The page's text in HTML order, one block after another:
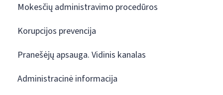
Mokesčių administravimo procedūros
Korupcijos prevencija
Pranešėjų apsauga. Vidinis kanalas
Administracinė informacija